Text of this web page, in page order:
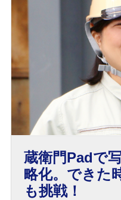
蔵衛門Padで
略化。できた
も挑戦！